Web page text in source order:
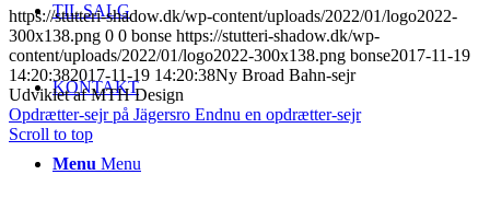
TIL SALG
KONTAKT
Menu Menu
https://stutteri-shadow.dk/wp-content/uploads/2022/01/logo2022-
300x138.png 0 0 bonse https://stutteri-shadow.dk/wp-
content/uploads/2022/01/logo2022-300x138.png bonse2017-11-19
14:20:382017-11-19 14:20:38Ny Broad Bahn-sejr
Udviklet af MTH Design
Opdrætter-sejr på Jägersro Endnu en opdrætter-sejr
Scroll to top